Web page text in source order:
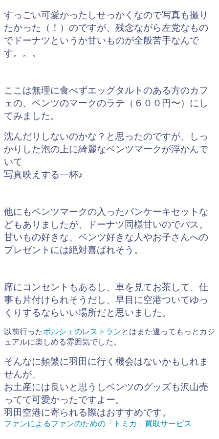
すっごい可愛かったしせっかくなので写真も撮り
たかった（！）のですが、残念ながら左党なもの
で ドーナツというか甘いものが全般苦手なんで
す。。。
ここは無理に食べずエッグタルトのある方のカフ
ェの、ベンツのマークのラテ（６００円〜）にし
てみました。
沈んだりしないのかな？と思ったのですが、しっ
かりした泡の上に綺麗なベンツマークが浮かんで
いて
写真映えする一杯♪
他にもベンツマークの入ったパンケーキセットな
どもありましたが、ドーナツ同様甘いのでパス。
甘いもの好きな、ベンツ好きな人やお子さんへの
プレゼントには絶対喜ばれそう。
席にコンセントもあるし、車を見てお茶して、仕
事も片付けられそうだし、早目に空港ついてゆっ
くりするならいい場所だと思いました。
以前行ったポルシェのレストランとはまた違ってもっとカジ
ュアルに楽しめる雰囲気でした。
そんなに頻繁に羽田に行く機会はないかもしれま
せんが、
お土産には良いと思うしベンツのグッズも沢山売
ってて可愛かったですよー。
羽田空港に寄られる際はおすすめです。
ファンによるファンのための「トミカ」買取サービス